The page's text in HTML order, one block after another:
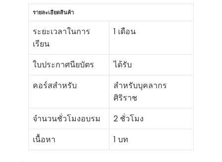
รายละเอียดสินค้า
ระยะเวลาในการ
เรียน
1 เดือน
ใบประกาศนียบัตร
ได้รับ
คอร์สสำหรับ
สำหรับบุคลากร
ศิริราช
จำนวนชั่วโมงอบรม
2 ชั่วโมง
เนื้อหา
1 บท